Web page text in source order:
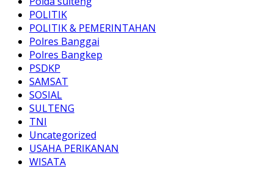
POLITIK
POLITIK & PEMERINTAHAN
Polres Banggai
Polres Bangkep
PSDKP
SAMSAT
SOSIAL
SULTENG
TNI
Uncategorized
USAHA PERIKANAN
WISATA